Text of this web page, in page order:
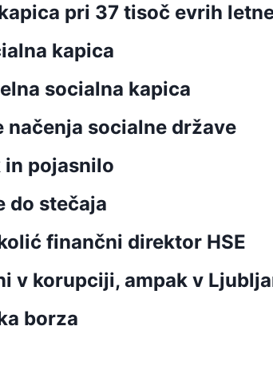
pri 37 tisoč evrih
kapica
socialna kapica
načenja socialne države
in pojasnilo
do stečaja
finančni direktor HSE
v korupciji, ampak v
borza